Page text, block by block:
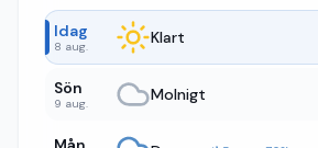
Idag
8 aug. Klart
Sön
9 aug. Molnigt